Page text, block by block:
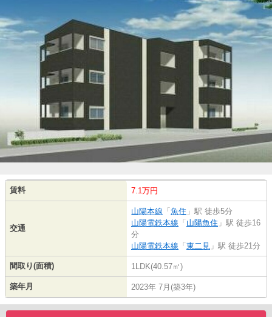
賃料 7.1万円
交通
山陽本線 「 魚住 」駅 徒歩5分
山陽電鉄本線 「 山陽魚住 」駅 徒歩16
分
山陽電鉄本線 「 東二見 」駅 徒歩21分
間取り(面積) 1LDK(40.57㎡)
築年月 2023年 7月(築3年)